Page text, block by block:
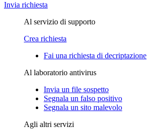
Invia richiesta
Al servizio di supporto
Crea richiesta
Fai una richiesta di decriptazione
Al laboratorio antivirus
Invia un file sospetto
Segnala un falso positivo
Segnala un sito malevolo
Agli altri servizi